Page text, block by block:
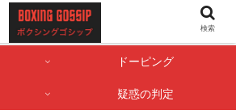
シップやスキャンダル情報を記録しておくサイト
です。
ドーピング
疑惑の判定
検索